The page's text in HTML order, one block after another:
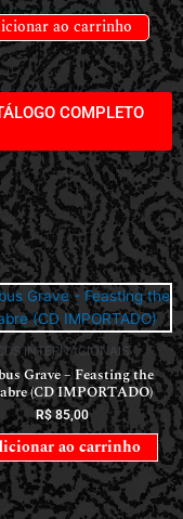
ao carrinho
COMPLETO
INTERNACIONAIS
Grave – Feasting the
(CD IMPORTADO)
R$85,00
ao carrinho